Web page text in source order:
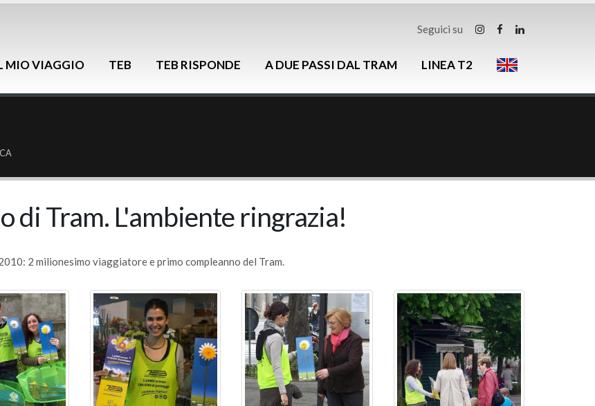
Seguici su
MIO VIAGGIO TEB TEB RISPONDE A DUE PASSI DAL TRAM LINEA T2
di Tram. L'ambiente ringrazia!
2 milionesimo viaggiatore e primo compleanno del Tram.